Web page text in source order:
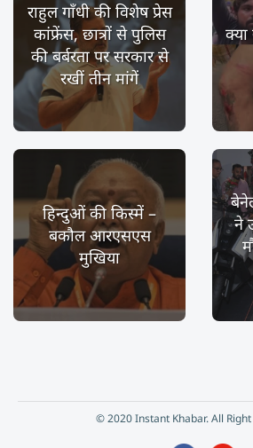
राहुल गाँधी की विशेष प्रेस
कांफ्रेंस, छात्रों से पुलिस
की बर्बरता पर सरकार से
रखीं तीन मांगें
हिन्दुओं की किस्में –
बकौल आरएसएस
मुखिया
ने
© 2020 Instant Khabar. All